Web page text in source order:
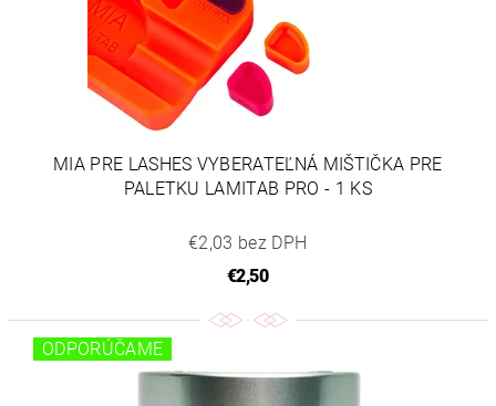
MIA PRE LASHES VYBERATEĽNÁ MIŠTIČKA PRE
PALETKU LAMITAB PRO - 1 KS
€2,03 bez DPH
€2,50
ODPORÚČAME